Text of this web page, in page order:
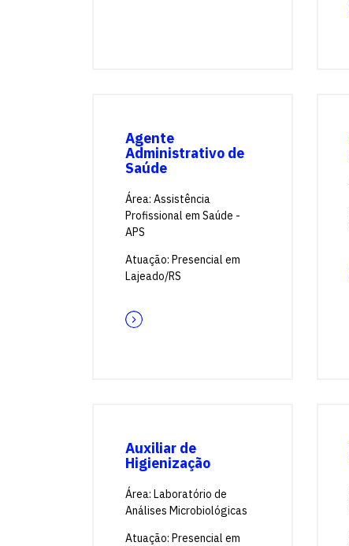
Agente
Administrativo de
Saúde
Área: Assistência
Profissional em Saúde -
APS
Atuação: Presencial em
Lajeado/RS
Auxiliar de
Higienização
Área: Laboratório de
Análises Microbiológicas
Atuação: Presencial em